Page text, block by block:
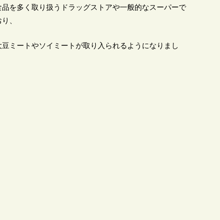
を多く取り扱うドラッグストアや一般的なスーパーで
、
ミートやソイミートが取り入られるようになりまし